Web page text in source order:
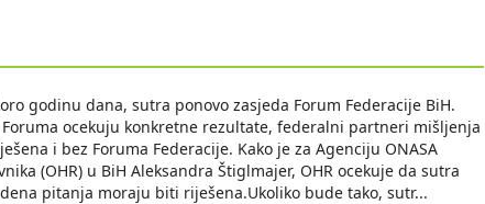
godinu dana, sutra ponovo zasjeda Forum Federacije BiH.
ocekuju konkretne rezultate, federalni partneri mišljenja
i bez Foruma Federacije. Kako je za Agenciju ONASA
(OHR) u BiH Aleksandra Štiglmajer, OHR ocekuje da sutra
pitanja moraju biti riješena.Ukoliko bude tako, sutr...